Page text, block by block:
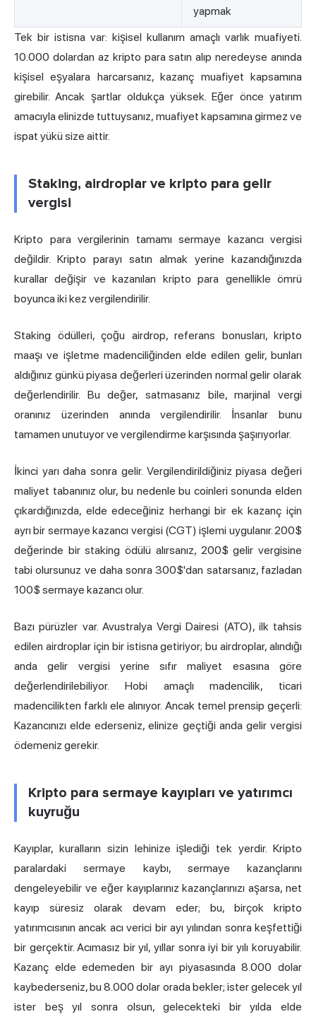
yapmak
Tek bir istisna var: kişisel kullanım amaçlı varlık muafiyeti.
10.000 dolardan az kripto para satın alıp neredeyse anında
kişisel eşyalara harcarsanız, kazanç muafiyet kapsamına
girebilir. Ancak şartlar oldukça yüksek. Eğer önce yatırım
amacıyla elinizde tuttuysanız, muafiyet kapsamına girmez ve
ispat yükü size aittir.
Staking, airdroplar ve kripto para gelir
vergisi
Kripto para vergilerinin tamamı sermaye kazancı vergisi
değildir. Kripto parayı satın almak yerine kazandığınızda
kurallar değişir ve kazanılan kripto para genellikle ömrü
boyunca iki kez vergilendirilir.
Staking ödülleri, çoğu airdrop, referans bonusları, kripto
maaşı ve işletme madenciliğinden elde edilen gelir, bunları
aldığınız günkü piyasa değerleri üzerinden normal gelir olarak
değerlendirilir. Bu değer, satmasanız bile, marjinal vergi
oranınız üzerinden anında vergilendirilir. İnsanlar bunu
tamamen unutuyor ve vergilendirme karşısında şaşırıyorlar.
İkinci yarı daha sonra gelir. Vergilendirildiğiniz piyasa değeri
maliyet tabanınız olur, bu nedenle bu coinleri sonunda elden
çıkardığınızda, elde edeceğiniz herhangi bir ek kazanç için
ayrı bir sermaye kazancı vergisi (CGT) işlemi uygulanır. 200$
değerinde bir staking ödülü alırsanız, 200$ gelir vergisine
tabi olursunuz ve daha sonra 300$'dan satarsanız, fazladan
100$ sermaye kazancı olur.
Bazı pürüzler var. Avustralya Vergi Dairesi (ATO), ilk tahsis
edilen airdroplar için bir istisna getiriyor; bu airdroplar, alındığı
anda gelir vergisi yerine sıfır maliyet esasına göre
değerlendirilebiliyor. Hobi amaçlı madencilik, ticari
madencilikten farklı ele alınıyor. Ancak temel prensip geçerli:
Kazancınızı elde ederseniz, elinize geçtiği anda gelir vergisi
ödemeniz gerekir.
Kripto para sermaye kayıpları ve yatırımcı
kuyruğu
Kayıplar, kuralların sizin lehinize işlediği tek yerdir. Kripto
paralardaki sermaye kaybı, sermaye kazançlarını
dengeleyebilir ve eğer kayıplarınız kazançlarınızı aşarsa, net
kayıp süresiz olarak devam eder; bu, birçok kripto
yatırımcısının ancak acı verici bir ayı yılından sonra keşfettiği
bir gerçektir. Acımasız bir yıl, yıllar sonra iyi bir yılı koruyabilir.
Kazanç elde edemeden bir ayı piyasasında 8.000 dolar
kaybederseniz, bu 8.000 dolar orada bekler; ister gelecek yıl
ister beş yıl sonra olsun, gelecekteki bir yılda elde